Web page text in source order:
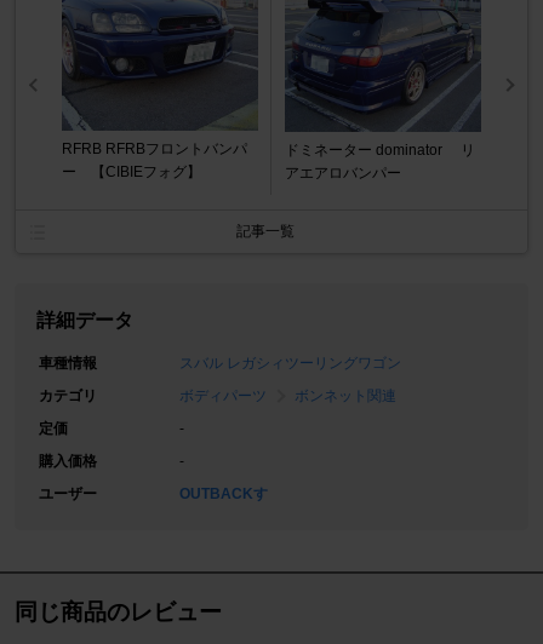
RFRB RFRBフロントバンパ
ー 【CIBIEフォグ】
ドミネーター dominator リ
アエアロバンパー
記事一覧
詳細データ
車種情報
スバル レガシィツーリングワゴン
カテゴリ
ボディパーツ
ボンネット関連
定価
-
購入価格
-
ユーザー
OUTBACKす
同じ商品のレビュー